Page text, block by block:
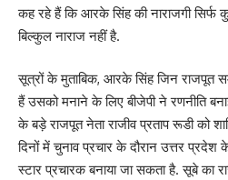
कह रहे हैं कि आरके सिंह की नाराजगी सिर्फ
बिल्कुल नाराज नहीं है.
सूत्रों के मुताबिक, आरके सिंह जिन राजपूत
हैं उसको मनाने के लिए बीजेपी ने रणनीति
के बड़े राजपूत नेता राजीव प्रताप रूडी को
दिनों में चुनाव प्रचार के दौरान उत्तर प्रदेश
स्टार प्रचारक बनाया जा सकता है. सूबे